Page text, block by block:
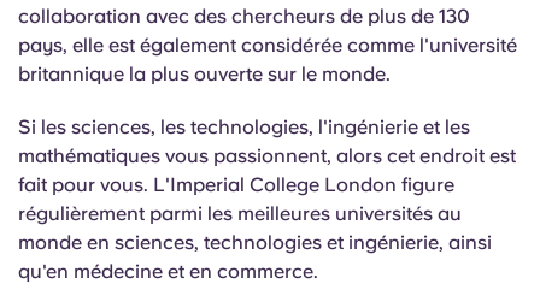
Portuguese
collaboration avec des chercheurs de plus de 130
pays, elle est également considérée comme l'université
britannique la plus ouverte sur le monde.
Si les sciences, les technologies, l'ingénierie et les
mathématiques vous passionnent, alors cet endroit est
fait pour vous. L'Imperial College London figure
régulièrement parmi les meilleures universités au
monde en sciences, technologies et ingénierie, ainsi
qu'en médecine et en commerce.